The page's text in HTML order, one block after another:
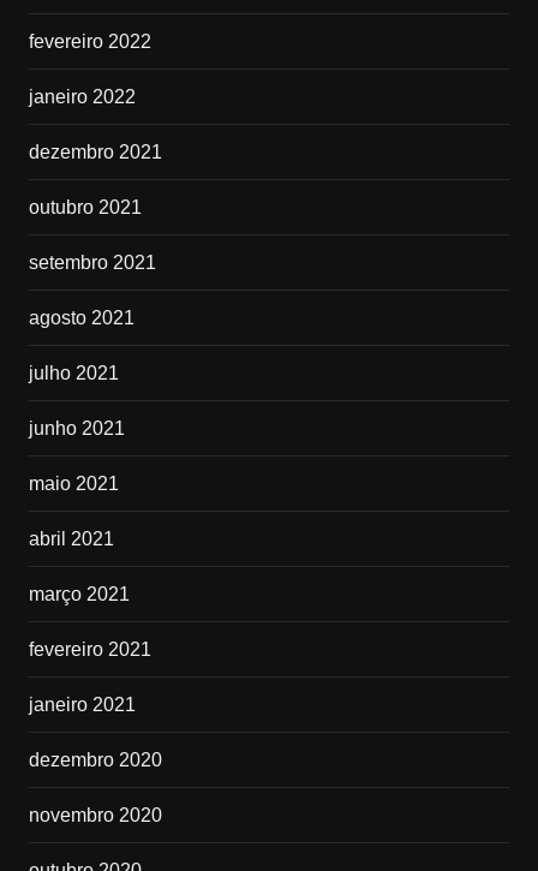
fevereiro 2022
janeiro 2022
dezembro 2021
outubro 2021
setembro 2021
agosto 2021
julho 2021
junho 2021
maio 2021
abril 2021
março 2021
fevereiro 2021
janeiro 2021
dezembro 2020
novembro 2020